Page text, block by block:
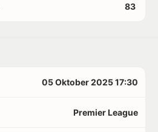
83
05 Oktober 2025 17:30
Premier League